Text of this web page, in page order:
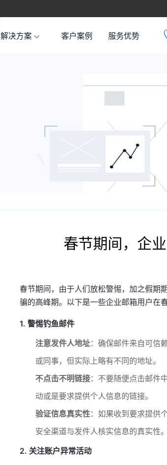
解决方案 客户案例 服务优势
春节期间，企
春节期间，由于人们放松警惕，加之假期
骗的高峰期。以下是一些企业邮箱用户在
1. 警惕钓鱼邮件
注意发件人地址：确保邮件来自可信
或同事，但实际上略有不同的地址。
不点击不明链接：不要随便点击邮件
动或是要求提供个人信息的链接。
验证信息真实性：如果收到要求提供
安全渠道与发件人核实信息的真实性。
2. 关注账户异常活动